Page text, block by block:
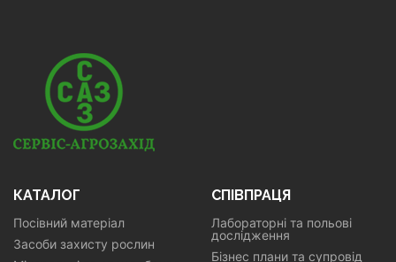
КАТАЛОГ
Посівний матеріал
Засоби захисту рослин
СПІВПРАЦЯ
Лабораторні та польові
дослідження
Бізнес плани та супровід